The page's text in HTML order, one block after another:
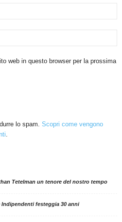
web in questo browser per la prossima
lo spam. Scopri come vengono
.
Tetelman un tenore del nostro tempo
Indipendenti festeggia 30 anni